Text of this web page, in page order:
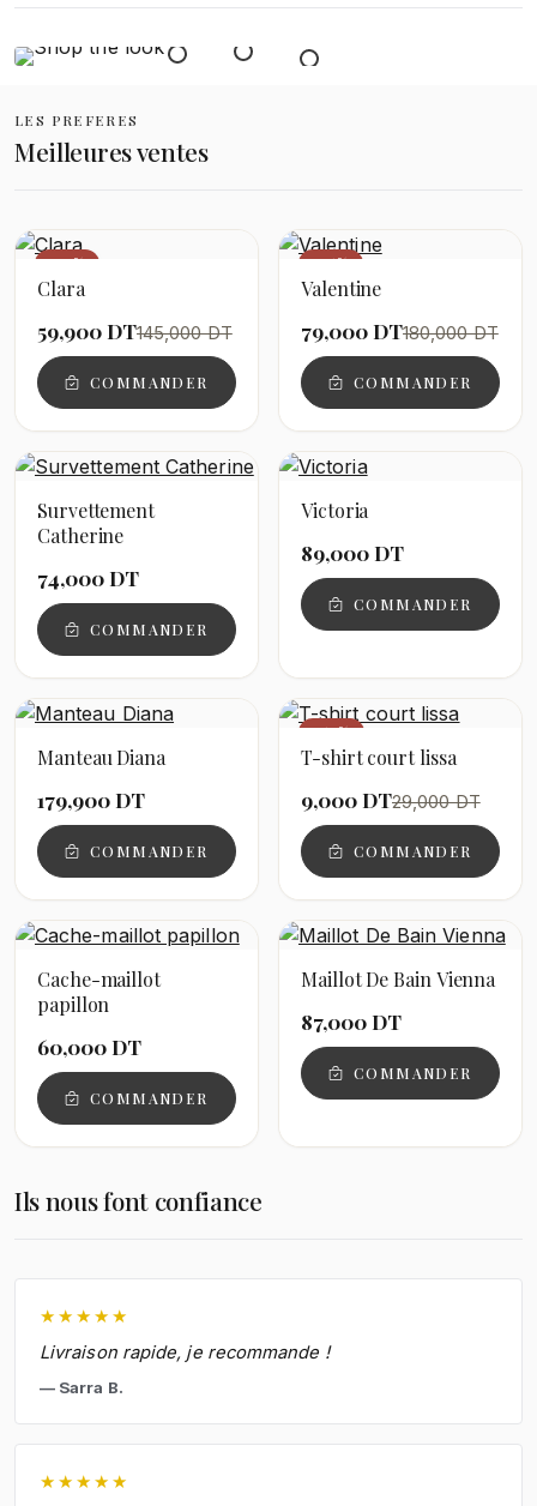
LES PREFERES
Meilleures ventes
−59%
Clara
59,900 DT145,000 DT
COMMANDER
−56%
Valentine
79,000 DT180,000 DT
COMMANDER
Survettement
Catherine
74,000 DT
COMMANDER
Victoria
89,000 DT
COMMANDER
Manteau Diana
179,900 DT
COMMANDER
−69%
T-shirt court lissa
9,000 DT29,000 DT
COMMANDER
Cache-maillot
papillon
60,000 DT
COMMANDER
Maillot De Bain Vienna
87,000 DT
COMMANDER
Ils nous font confiance
★ ★ ★ ★ ★
Livraison rapide, je recommande !
Sarra B.
★ ★ ★ ★ ★